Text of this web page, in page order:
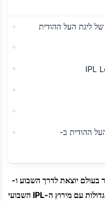
ליגת העל ההודית
ההודית ב-
בעולם יוצאת לדרך השבוע ו-
BC.GAME מחפשת להגיע לשישיות גדולות עם מירוץ ה-IPL השבועי